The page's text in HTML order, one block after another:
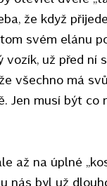
že když
svém elánu
už před ní
všechno má
musí být co
až na úplné
nás byl už